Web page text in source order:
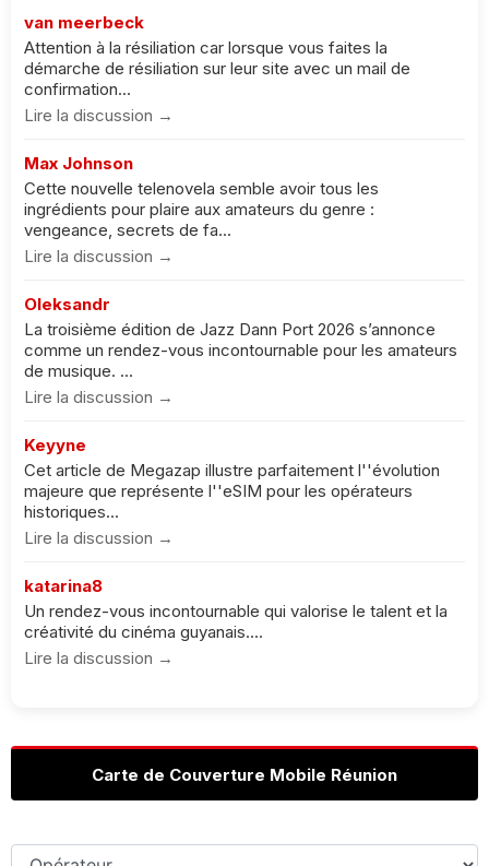
van meerbeck
Attention à la résiliation car lorsque vous faites la
démarche de résiliation sur leur site avec un mail de
confirmation...
Lire la discussion →
Max Johnson
Cette nouvelle telenovela semble avoir tous les
ingrédients pour plaire aux amateurs du genre :
vengeance, secrets de fa...
Lire la discussion →
Oleksandr
La troisième édition de Jazz Dann Port 2026 s’annonce
comme un rendez-vous incontournable pour les amateurs
de musique. ...
Lire la discussion →
Keyyne
Cet article de Megazap illustre parfaitement l''évolution
majeure que représente l''eSIM pour les opérateurs
historiques...
Lire la discussion →
katarina8
Un rendez-vous incontournable qui valorise le talent et la
créativité du cinéma guyanais....
Lire la discussion →
Carte de Couverture Mobile Réunion